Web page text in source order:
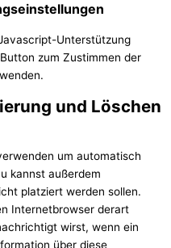
Unterstützung
zum Zustimmen der
und Löschen
um automatisch
kannst außerdem
platziert werden sollen.
Internetbrowser derart
wirst, wenn ein
über diese